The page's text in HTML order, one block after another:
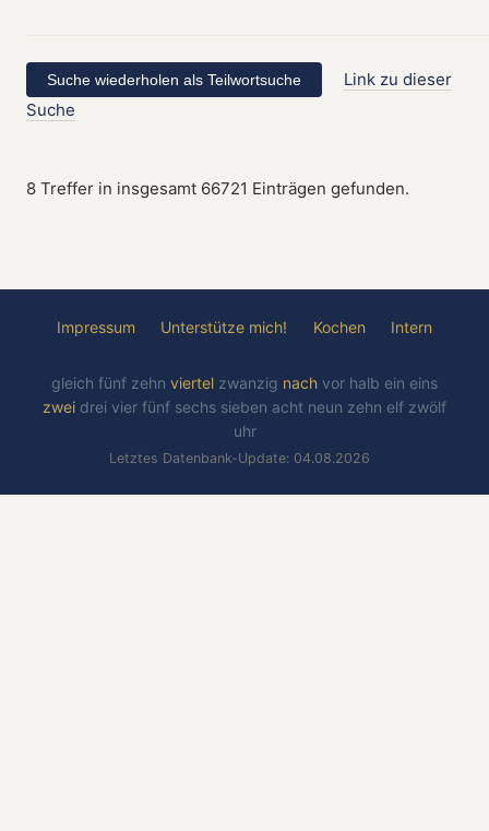
Link zu dieser
Suche
8 Treffer in insgesamt 66721 Einträgen gefunden.
Impressum Unterstütze mich! Kochen Intern
gleich fünf zehn viertel zwanzig nach vor halb ein eins
zwei drei vier fünf sechs sieben acht neun zehn elf zwölf
uhr
Letztes Datenbank-Update: 04.08.2026